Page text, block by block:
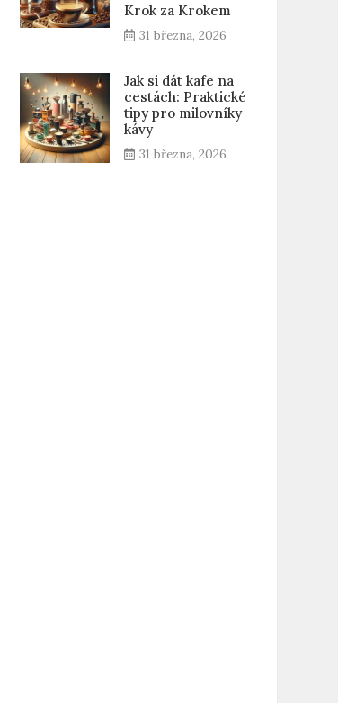
Krok za Krokem
31 března, 2026
Jak si dát kafe na
cestách: Praktické
tipy pro milovníky
kávy
31 března, 2026